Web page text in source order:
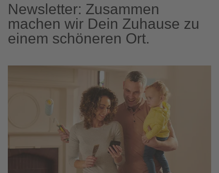
Newsletter: Zusammen
machen wir Dein Zuhause zu
einem schöneren Ort.